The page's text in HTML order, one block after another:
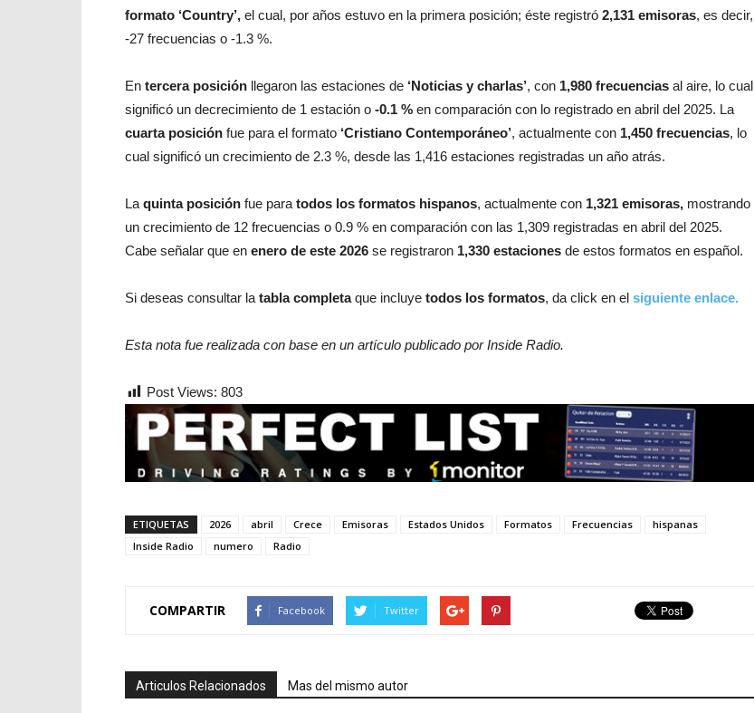
formato ‘Country’, el cual, por años estuvo en la primera posición; éste registró 2,131 emisoras, es decir,
-27 frecuencias o -1.3 %.
En tercera posición llegaron las estaciones de ‘Noticias y charlas’, con 1,980 frecuencias al aire, lo cual
significó un decrecimiento de 1 estación o -0.1 % en comparación con lo registrado en abril del 2025. La
cuarta posición fue para el formato ‘Cristiano Contemporáneo’, actualmente con 1,450 frecuencias, lo
cual significó un crecimiento de 2.3 %, desde las 1,416 estaciones registradas un año atrás.
La quinta posición fue para todos los formatos hispanos, actualmente con 1,321 emisoras, mostrando
un crecimiento de 12 frecuencias o 0.9 % en comparación con las 1,309 registradas en abril del 2025.
Cabe señalar que en enero de este 2026 se registraron 1,330 estaciones de estos formatos en español.
Si deseas consultar la tabla completaque incluye todos los formatos, da click en el siguiente enlace.
Esta nota fue realizada con base en un artículo publicado por Inside Radio.
Post Views: 803
ETIQUETAS 2026 abril Crece Emisoras Estados Unidos Formatos Frecuencias
hispanas
Inside Radio
numero Radio
COMPARTIR Facebook Twitter
Articulos Relacionados Mas del mismo autor